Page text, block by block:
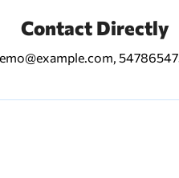
Contact Directly